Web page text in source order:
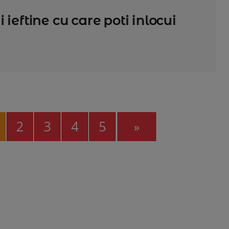
ieftine cu care poti inlocui
2 3 4 5 »